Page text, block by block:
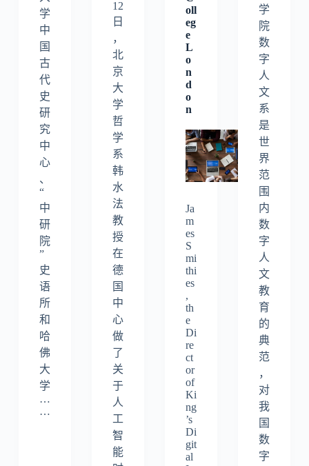
学
中
国
古
代
史
研
究
中
心
、
“
中
研
院
”
史
语
所
和
哈
佛
大
学
…
…
12
日
，
北
京
大
学
哲
学
系
韩
水
法
教
授
在
德
国
中
心
做
了
关
于
人
工
智
能
oll
eg
e
L
o
n
d
o
n
Ja
m
es
S
mi
thi
es
,
th
e
Di
re
ct
or
of
Ki
ng
’s
Di
git
al
学
院
数
字
人
文
系
是
世
界
范
围
内
数
字
人
文
教
育
的
典
范
，
对
我
国
数
字